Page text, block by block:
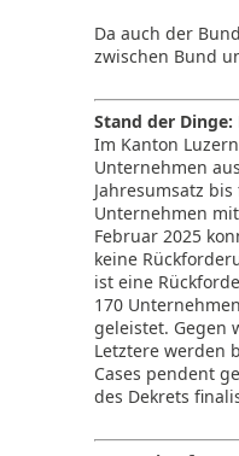
Da auch der
zwischen Bund
Stand der
Im Kanton
Unternehmen
Jahresumsatz
Unternehmen
Februar 2025
keine
ist eine
170
geleistet. Gegen
Letztere werden
Cases pendent
des Dekrets